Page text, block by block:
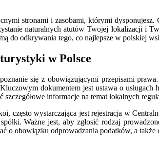
stronami i zasobami, którymi
naturalnych atutów Twojej lokalizacji i
do odkrywania tego, co najlepsze w polskiej
w Polsce
się z obowiązującymi przepisami
dokumentem jest ustawa o
informacje na temat lokalnych
często wystarczająca jest rejestracja w
Ważne jest, aby zgłosić rodzaj
o obowiązku odprowadzania podatków, a także